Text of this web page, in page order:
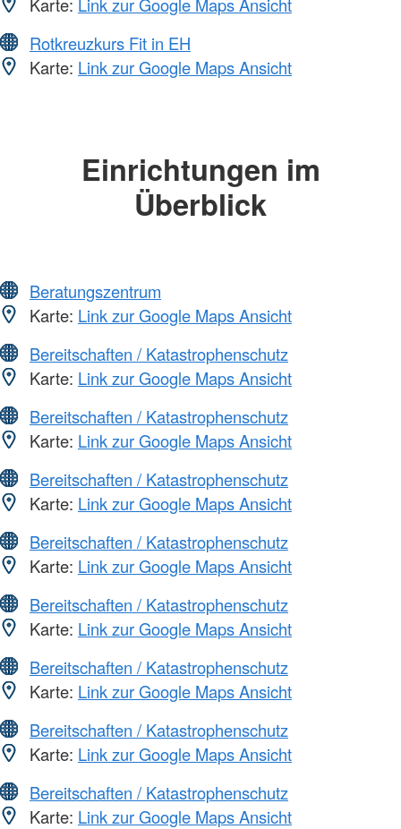
Rotkreuzkurs Fit in EH
Karte: Link zur Google Maps Ansicht
Einrichtungen im
Überblick
Beratungszentrum
Karte: Link zur Google Maps Ansicht
Bereitschaften / Katastrophenschutz
Karte: Link zur Google Maps Ansicht
Bereitschaften / Katastrophenschutz
Karte: Link zur Google Maps Ansicht
Bereitschaften / Katastrophenschutz
Karte: Link zur Google Maps Ansicht
Bereitschaften / Katastrophenschutz
Karte: Link zur Google Maps Ansicht
Bereitschaften / Katastrophenschutz
Karte: Link zur Google Maps Ansicht
Bereitschaften / Katastrophenschutz
Karte: Link zur Google Maps Ansicht
Bereitschaften / Katastrophenschutz
Karte: Link zur Google Maps Ansicht
Bereitschaften / Katastrophenschutz
Karte: Link zur Google Maps Ansicht